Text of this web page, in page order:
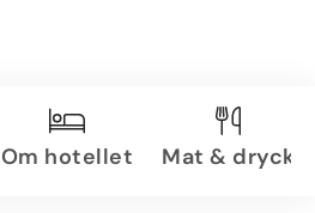
Om hotellet Mat & dryck